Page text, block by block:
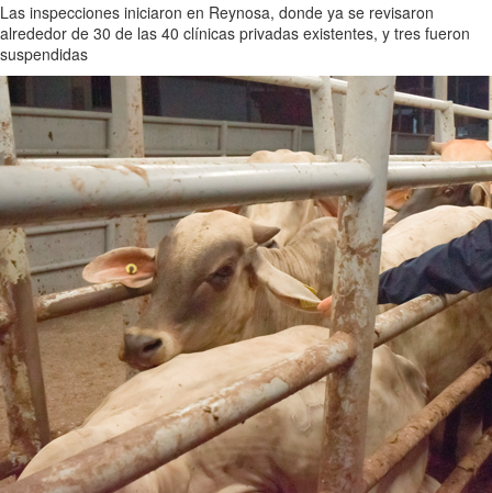
Las inspecciones iniciaron en Reynosa, donde ya se revisaron
alrededor de 30 de las 40 clínicas privadas existentes, y tres fueron
suspendidas